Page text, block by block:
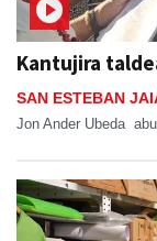
Kantujira
Jon Ander Ubeda